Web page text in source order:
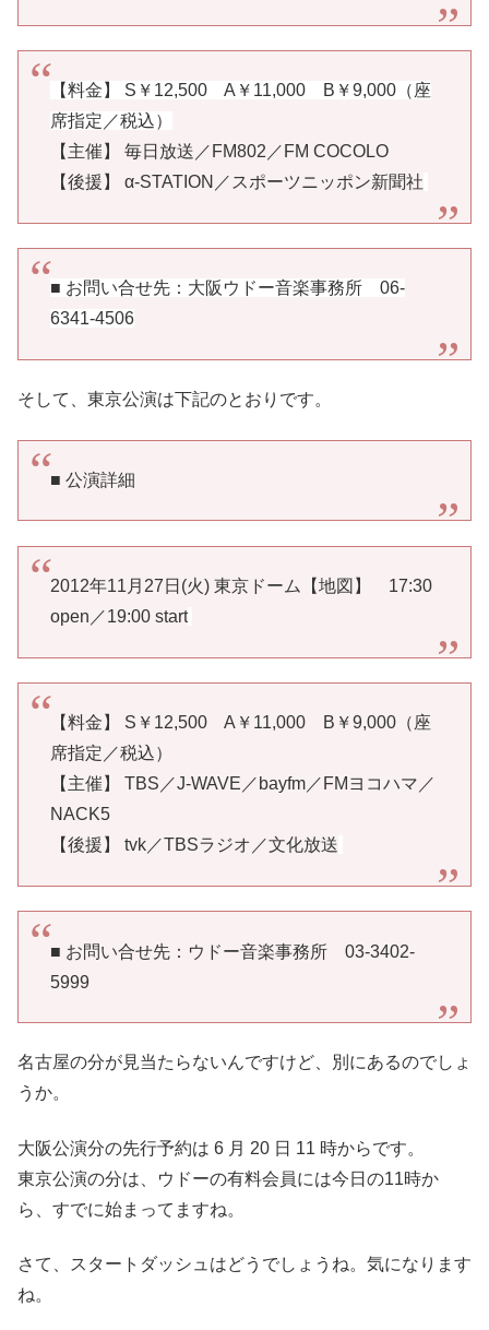
【料金】 S￥12,500 A￥11,000 B￥9,000（座
席指定／税込）
【主催】 毎日放送／FM802／FM COCOLO
【後援】 α-STATION／スポーツニッポン新聞社
■ お問い合せ先：大阪ウドー音楽事務所 06-
6341-4506
そして、東京公演は下記のとおりです。
■ 公演詳細
2012年11月27日(火) 東京ドーム【地図】 17:30
open／19:00 start
【料金】 S￥12,500 A￥11,000 B￥9,000（座
席指定／税込）
【主催】 TBS／J-WAVE／bayfm／FMヨコハマ／
NACK5
【後援】 tvk／TBSラジオ／文化放送
■ お問い合せ先：ウドー音楽事務所 03-3402-
5999
名古屋の分が見当たらないんですけど、別にあるのでしょ
うか。
大阪公演分の先行予約は 6 月 20 日 11 時からです。
東京公演の分は、ウドーの有料会員には今日の11時か
ら、すでに始まってますね。
さて、スタートダッシュはどうでしょうね。気になります
ね。